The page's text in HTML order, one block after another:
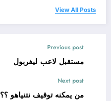
View All Posts
Previous post
مستقبل لاعب ليفربول
Next post
من يمكنه توقيف نتنياهو ؟؟